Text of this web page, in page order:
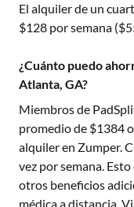
El alquiler de un
$128 por semana ($
¿Cuánto puedo
Atlanta, GA?
Miembros de
promedio de $1384
alquiler en Zumper.
vez por semana.
otros beneficios
médica a distancia.